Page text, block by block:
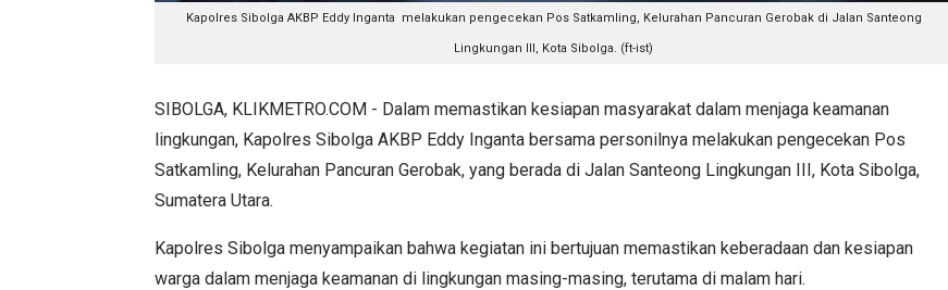
Kapolres Sibolga AKBP Eddy Inganta melakukan pengecekan Pos Satkamling, Kelurahan Pancuran Gerobak di Jalan Santeong
Lingkungan III, Kota Sibolga. (ft-ist)
SIBOLGA, KLIKMETRO.COM - Dalam memastikan kesiapan masyarakat dalam menjaga keamanan
lingkungan, Kapolres Sibolga AKBP Eddy Inganta bersama personilnya melakukan pengecekan Pos
Satkamling, Kelurahan Pancuran Gerobak, yang berada di Jalan Santeong Lingkungan III, Kota Sibolga,
Sumatera Utara.
Kapolres Sibolga menyampaikan bahwa kegiatan ini bertujuan memastikan keberadaan dan kesiapan
warga dalam menjaga keamanan di lingkungan masing-masing, terutama di malam hari.